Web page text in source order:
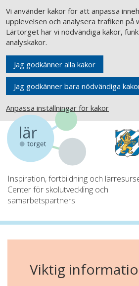
Vi använder kakor för att anpassa
upplevelsen och analysera trafiken på
Lärtorget har vi nödvändiga kakor,
analyskakor.
Jag godkänner alla kakor
Jag godkänner bara nödvändiga
Anpassa inställningar för kakor
Inspiration, fortbildning och
Center för skolutveckling och
samarbetspartners
Viktig